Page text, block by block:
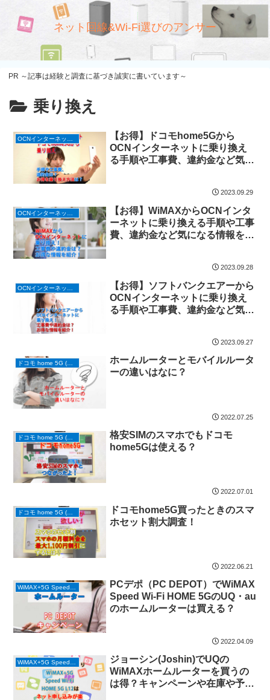
ネット回線&Wi-Fi選びのアンサー
PR ～記事は経験と調査に基づき誠実に書いています～
乗り換え
【お得】ドコモhome5Gから
OCNインターネットに乗り換え
る手順や工事費、違約金など気に
2023.09.29
OCNインターネット/ドコモ光
【お得】WiMAXからOCNインタ
ーネットに乗り換える手順や工事
費、違約金など気になる情報を紹
2023.09.28
【お得】ソフトバンクエアーから
OCNインターネットに乗り換え
る手順や工事費、違約金など気に
2023.09.27
ドコモ home 5G (ホームルーター)
ホームルーターとモバイルルータ
ーの違いはなに？
2022.07.25
ドコモ home 5G (ホームルーター)
格安SIMのスマホでもドコモ
home5Gは使える？
2022.07.01
ドコモ home 5G (ホームルーター)
ドコモhome5G買ったときのスマ
ホセット割大調査！
2022.06.21
PCデポ（PC DEPOT）でWiMAX
Speed Wi-Fi HOME 5GのUQ・au
のホームルーターは買える？
2022.04.09
ジョーシン(Joshin)でUQの
WiMAXホームルーターを買うの
は得？キャンペーンや在庫や予約